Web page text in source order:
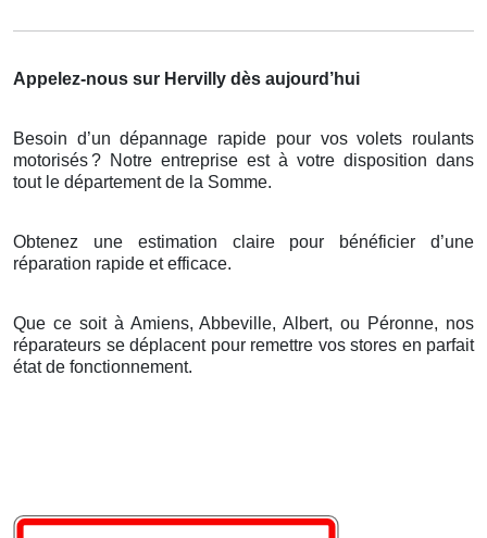
Appelez-nous sur Hervilly dès aujourd’hui
Besoin d’un dépannage rapide pour vos volets roulants
motorisés? Notre entreprise est à votre disposition dans
tout le département de la Somme.
Obtenez une estimation claire pour bénéficier d’une
réparation rapide et efficace.
Que ce soit à Amiens, Abbeville, Albert, ou Péronne, nos
réparateurs se déplacent pour remettre vos stores en parfait
état de fonctionnement.